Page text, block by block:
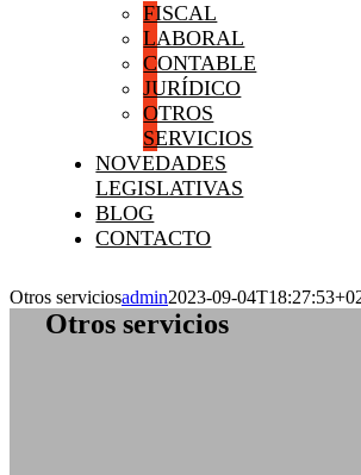
FISCAL
LABORAL
CONTABLE
JURÍDICO
OTROS
SERVICIOS
NOVEDADES
LEGISLATIVAS
BLOG
CONTACTO
Otros serviciosadmin2023-09-
Otros servicios